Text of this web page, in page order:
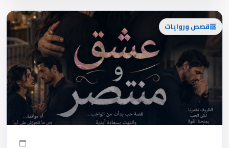
قصص وروايات